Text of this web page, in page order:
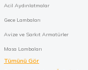
Acil Aydınlatmalar
Gece Lambaları
Avize ve Sarkıt Armatürler
Masa Lambaları
Tümünü Gör